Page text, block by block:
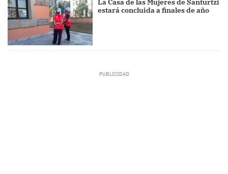
La Casa de las Mujeres de Santurtzi
estará concluida a finales de año